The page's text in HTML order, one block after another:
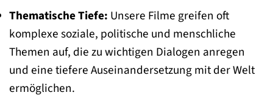
Thematische Tiefe: Unsere Filme greifen oft
komplexe soziale, politische und menschliche
Themen auf, die zu wichtigen Dialogen anregen
und eine tiefere Auseinandersetzung mit der Welt
ermöglichen.